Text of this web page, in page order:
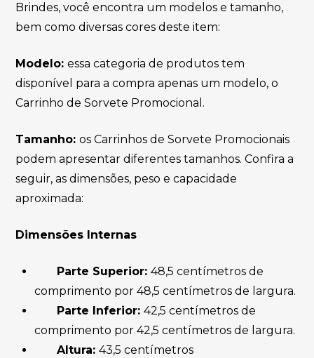
Brindes, você encontra um modelos e tamanho,
bem como diversas cores deste item:
Modelo:essa categoria de produtos tem
disponível para a compra apenas um modelo, o
Carrinho de Sorvete Promocional.
Tamanho:os Carrinhos de Sorvete Promocionais
podem apresentar diferentes tamanhos. Confira a
seguir, as dimensões, peso e capacidade
aproximada:
Dimensões Internas
Parte Superior: 48,5 centímetros de
comprimento por 48,5 centímetros de largura.
Parte Inferior: 42,5 centímetros de
comprimento por 42,5 centímetros de largura.
Altura: 43,5 centímetros